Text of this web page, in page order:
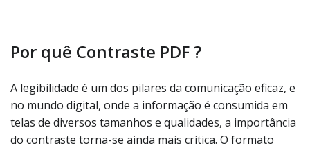
Por quê Contraste PDF ?
A legibilidade é um dos pilares da comunicação eficaz, e
no mundo digital, onde a informação é consumida em
telas de diversos tamanhos e qualidades, a importância
do contraste torna-se ainda mais crítica. O formato